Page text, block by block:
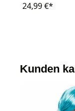
24,99 €*
Kunden